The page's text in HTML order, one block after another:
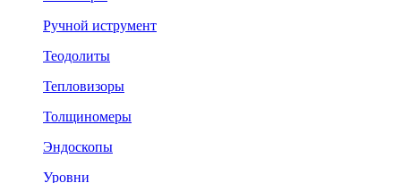
Ручной иструмент
Теодолиты
Тепловизоры
Толщиномеры
Эндоскопы
Уровни